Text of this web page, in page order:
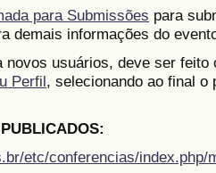
para Submissões para
demais informações do
novos usuários, deve ser
Perfil, selecionando ao final o
etc/conferencias/